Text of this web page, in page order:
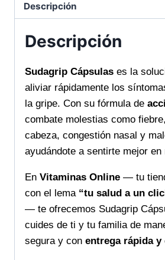
Descripción
Descripción
Sudagrip Cápsulas es la
aliviar rápidamente los
la gripe. Con su fórmula de
combate molestias como
cabeza, congestión nasal y
ayudándote a sentirte mejor en
En Vitaminas Online — tu
con el lema “tu salud a un
— te ofrecemos Sudagrip
cuides de ti y tu familia de
segura y con entrega rápida y